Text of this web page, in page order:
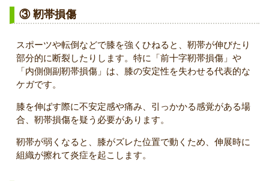
③ 靭帯損傷
スポーツや転倒などで膝を強くひねると、靭帯が伸びたり
部分的に断裂したりします。特に「前十字靭帯損傷」や
「内側側副靭帯損傷」は、膝の安定性を失わせる代表的な
ケガです。
膝を伸ばす際に不安定感や痛み、引っかかる感覚がある場
合、靭帯損傷を疑う必要があります。
靭帯が弱くなると、膝がズレた位置で動くため、伸展時に
組織が擦れて炎症を起こします。